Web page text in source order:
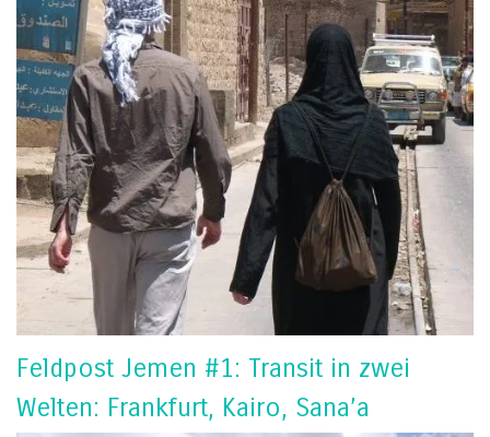
Feldpost Jemen #1: Transit in zwei
Welten: Frankfurt, Kairo, Sana’a